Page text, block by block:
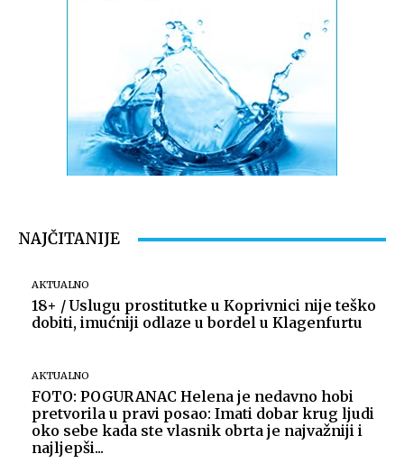
NAJČITANIJE
AKTUALNO
18+ / Uslugu prostitutke u Koprivnici nije teško
dobiti, imućniji odlaze u bordel u Klagenfurtu
AKTUALNO
FOTO: POGURANAC Helena je nedavno hobi
pretvorila u pravi posao: Imati dobar krug ljudi
oko sebe kada ste vlasnik obrta je najvažniji i
najljepši...